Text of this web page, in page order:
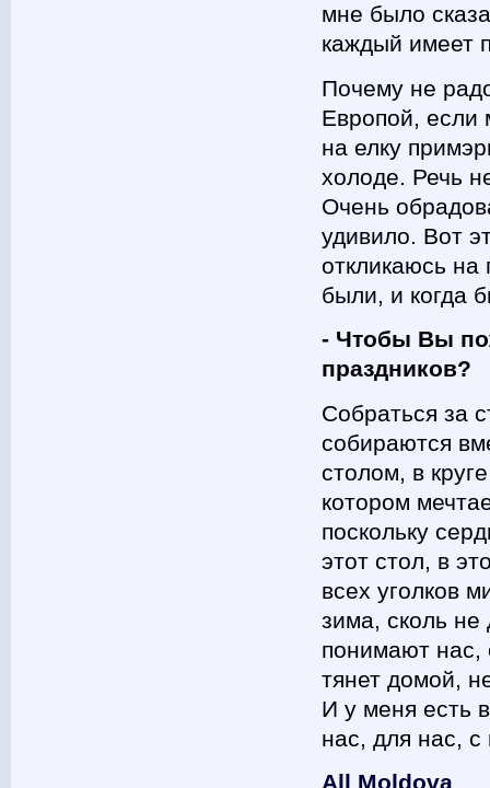
мне было
каждый имеет
Почему не
Европой, если
на елку
холоде. Речь
Очень
удивило. Вот
откликаюсь
были, и когда
- Чтобы Вы
праздников?
Собраться за
собираются
столом, в
котором
поскольку
этот стол, в
всех уголков
зима, сколь не
понимают нас,
тянет домой,
И у меня есть
нас, для нас,
All Moldova